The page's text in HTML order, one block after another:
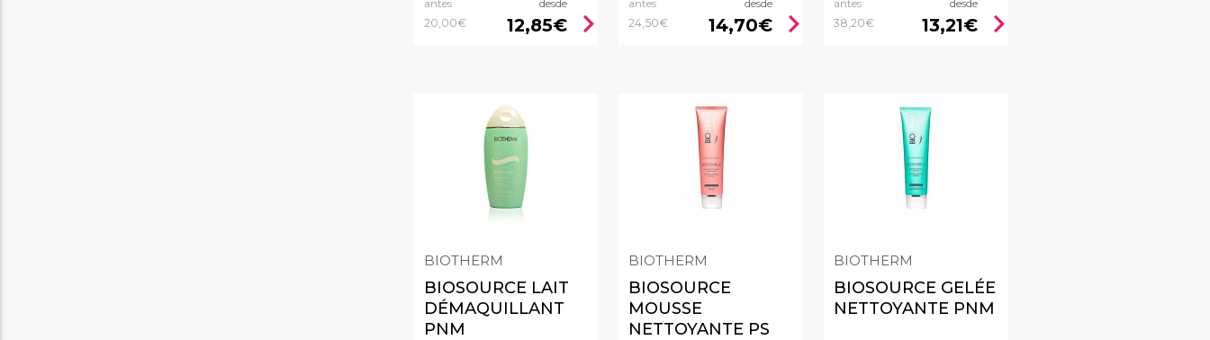
antes
20,00€
desde
12,85€ chevron_right
antes
24,50€
desde
14,70€ chevron_right
antes
38,20€
desde
13,21€ chevron_right
BIOTHERM
BIOSOURCE LAIT
DÉMAQUILLANT
PNM
BIOTHERM
BIOSOURCE
MOUSSE
NETTOYANTE PS
BIOTHERM
BIOSOURCE GELÉE
NETTOYANTE PNM